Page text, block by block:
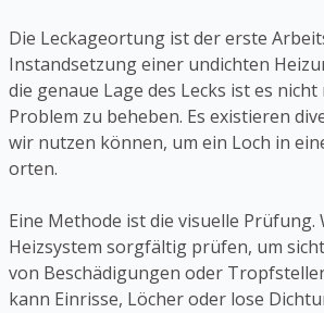
Die Leckageortung ist der erste
Instandsetzung einer undichten
die genaue Lage des Lecks ist es nicht
Problem zu beheben. Es existieren
wir nutzen können, um ein Loch in
orten.
Eine Methode ist die visuelle Prüfung.
Heizsystem sorgfältig prüfen, um
von Beschädigungen oder
kann Einrisse, Löcher oder lose